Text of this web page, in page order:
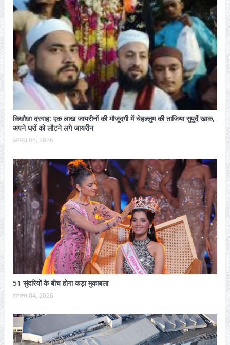
किछौछा दरगाह: एक लाख जायरीनों की मौजूदगी में चेहल्लुम की ताजिया सुपुर्दे खाक,
अपने घरों को लौटने लगे जायरीन
अगस्त 05, 2026
51 सुंदरियों के बीच होगा कड़ा मुकाबला
अगस्त 04, 2026